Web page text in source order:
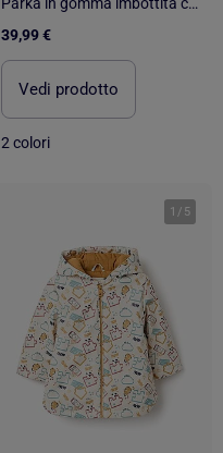
39,99 €
Vedi prodotto
2 colori
1 / 5